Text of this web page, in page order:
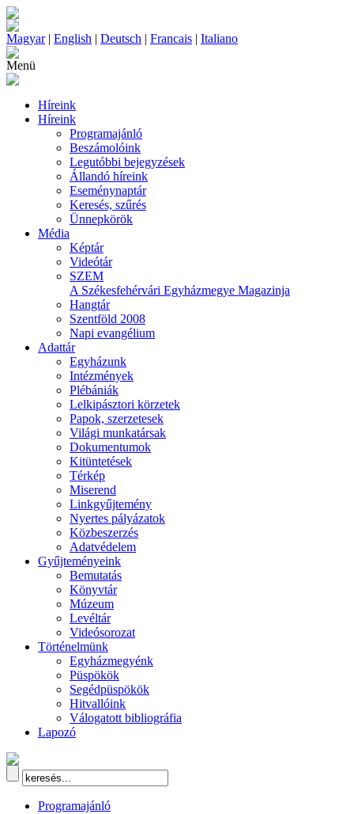
Magyar| English | Deutsch | Francais | Italiano
Menü
Híreink
Híreink
Programajánló
Beszámolóink
Legutóbbi bejegyzések
Állandó híreink
Eseménynaptár
Keresés, szűrés
Ünnepkörök
Média
Képtár
Videótár
SZEM
A Székesfehérvári Egyházmegye Magazinja
Hangtár
Szentföld 2008
Napi evangélium
Adattár
Egyházunk
Intézmények
Plébániák
Lelkipásztori körzetek
Papok, szerzetesek
Világi munkatársak
Dokumentumok
Kitüntetések
Térkép
Miserend
Linkgyűjtemény
Nyertes pályázatok
Közbeszerzés
Adatvédelem
Gyűjteményeink
Bemutatás
Könyvtár
Múzeum
Levéltár
Videósorozat
Történelmünk
Egyházmegyénk
Püspökök
Segédpüspökök
Hitvallóink
Válogatott bibliográfia
Lapozó
Programajánló